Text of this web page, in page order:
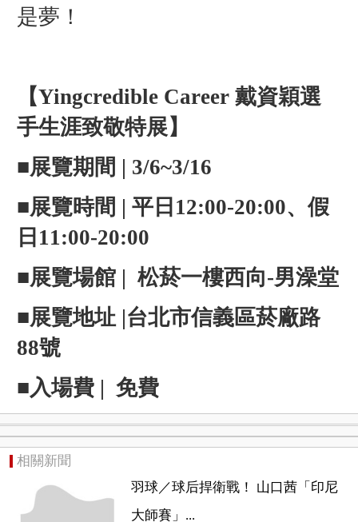
是夢！
【Yingcredible Career 戴資穎選
手生涯致敬特展】
■展覽期間 | 3/6~3/16
■展覽時間 | 平日12:00-20:00、假
日11:00-20:00
■展覽場館 | 松菸一樓西向-男澡堂
■展覽地址 |台北市信義區菸廠路
88號
■入場費 | 免費
相關新聞
羽球／球后捍衛戰！ 山口茜「印尼
大師賽」...